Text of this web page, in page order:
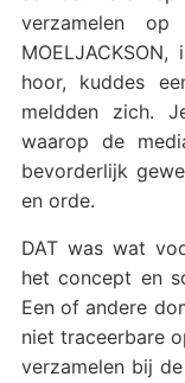
verzamelen op
hoor, kuddes
meldden zich.
waarop de
bevorderlijk
en orde.
DAT was wat
het concept en
Een of andere
niet traceerbare
verzamelen bij